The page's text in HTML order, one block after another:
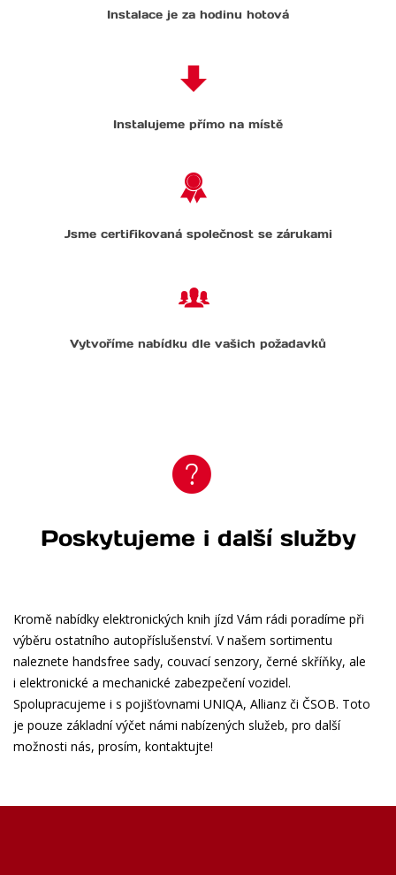
Instalace je za hodinu hotová
Instalujeme přímo na místě
Jsme certifikovaná společnost se zárukami
Vytvoříme nabídku dle vašich požadavků
Poskytujeme i další služby
Kromě nabídky elektronických knih jízd Vám rádi poradíme při
výběru ostatního autopříslušenství. V našem sortimentu
naleznete handsfree sady, couvací senzory, černé skříňky, ale
i elektronické a mechanické zabezpečení vozidel.
Spolupracujeme i s pojišťovnami UNIQA, Allianz či ČSOB. Toto
je pouze základní výčet námi nabízených služeb, pro další
možnosti nás, prosím, kontaktujte!